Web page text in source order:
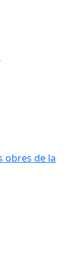
obres de la